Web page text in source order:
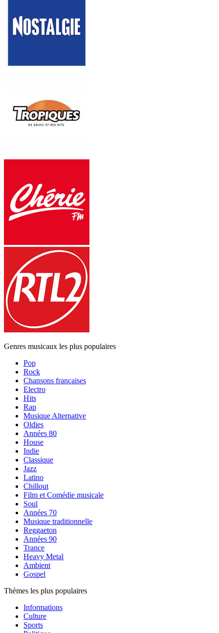
Genres musicaux les plus populaires
Pop
Rock
Chansons françaises
Electro
Hits
Rap
Musique Alternative
Oldies
Années 80
House
Indie
Classique
Jazz
Latino
Chillout
Film et Comédie musicale
Soul
Années 70
Musique traditionnelle
Reggaeton
Années 90
Trance
Heavy Metal
Ambient
Gospel
Thèmes les plus populaires
Informations
Culture
Sports